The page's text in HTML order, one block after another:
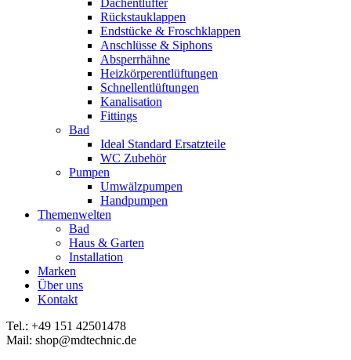
Dachentlüfter
Rückstauklappen
Endstücke & Froschklappen
Anschlüsse & Siphons
Absperrhähne
Heizkörperentlüftungen
Schnellentlüftungen
Kanalisation
Fittings
Bad
Ideal Standard Ersatzteile
WC Zubehör
Pumpen
Umwälzpumpen
Handpumpen
Themenwelten
Bad
Haus & Garten
Installation
Marken
Über uns
Kontakt
Tel.: +49 151 42501478
Mail: shop@mdtechnic.de